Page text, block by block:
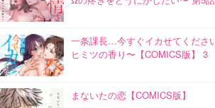
一条課長…今すぐイカせてくださ
ヒミツの香り〜【COMICS版】 3
まないたの恋【COMICS版】